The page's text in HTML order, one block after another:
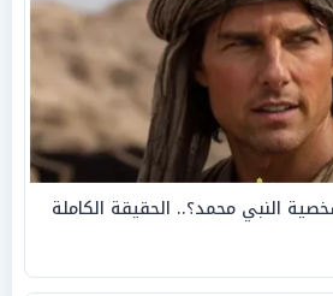
النبي محمد؟.. الحقيقة الكاملة